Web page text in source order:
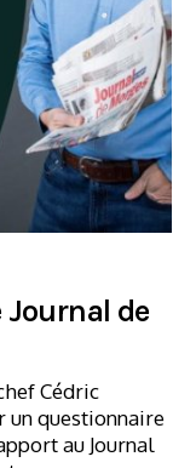
Journal de
Cédric
un questionnaire
au Journal